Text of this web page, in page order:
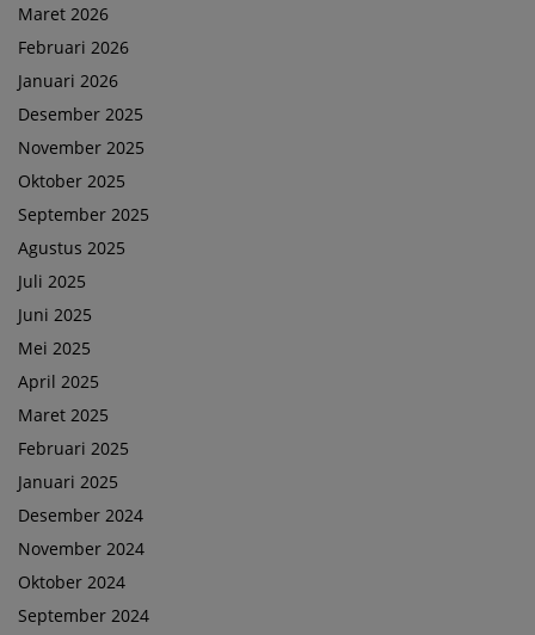
Maret 2026
Februari 2026
Januari 2026
Desember 2025
November 2025
Oktober 2025
September 2025
Agustus 2025
Juli 2025
Juni 2025
Mei 2025
April 2025
Maret 2025
Februari 2025
Januari 2025
Desember 2024
November 2024
Oktober 2024
September 2024